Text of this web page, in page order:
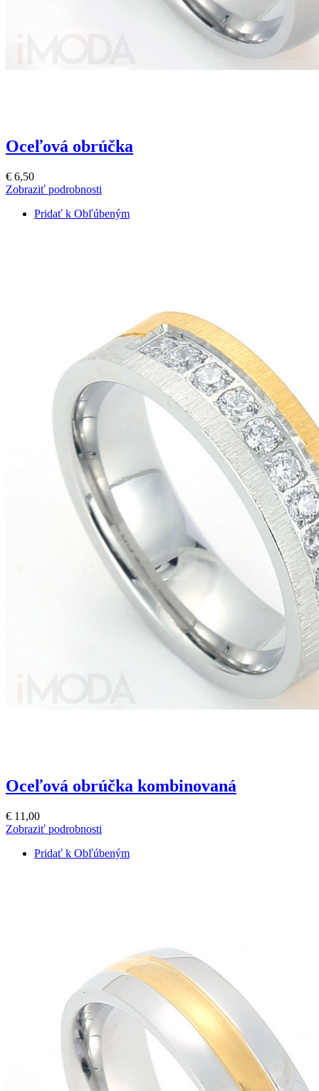
Oceľová obrúčka
€ 6,50
Zobraziť podrobnosti
Pridať k Obľúbeným
Oceľová obrúčka kombinovaná
€ 11,00
Zobraziť podrobnosti
Pridať k Obľúbeným